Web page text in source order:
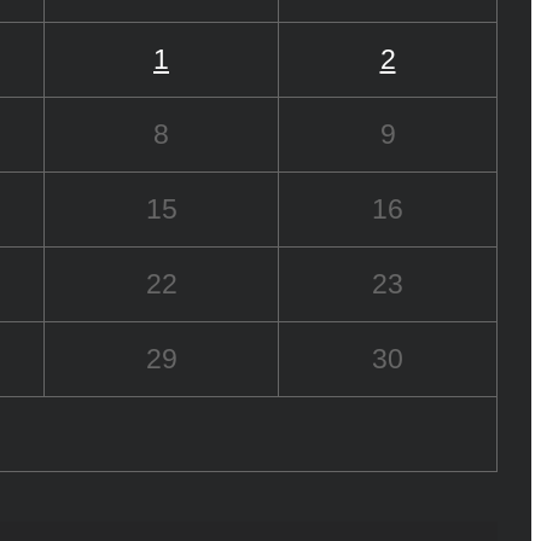
1 2
8 9
15 16
22 23
29 30